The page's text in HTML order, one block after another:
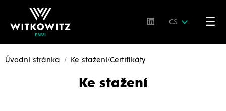
CS ☰
Úvodní stránka Ke stažení/Certifikáty
Ke stažení